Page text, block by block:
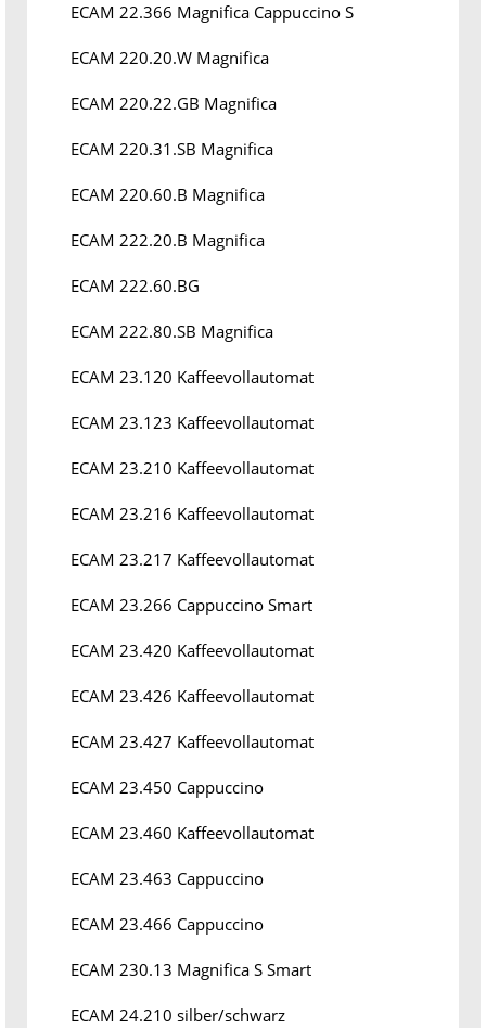
ECAM 22.366 Magnifica Cappuccino S
ECAM 220.20.W Magnifica
ECAM 220.22.GB Magnifica
ECAM 220.31.SB Magnifica
ECAM 220.60.B Magnifica
ECAM 222.20.B Magnifica
ECAM 222.60.BG
ECAM 222.80.SB Magnifica
ECAM 23.120 Kaffeevollautomat
ECAM 23.123 Kaffeevollautomat
ECAM 23.210 Kaffeevollautomat
ECAM 23.216 Kaffeevollautomat
ECAM 23.217 Kaffeevollautomat
ECAM 23.266 Cappuccino Smart
ECAM 23.420 Kaffeevollautomat
ECAM 23.426 Kaffeevollautomat
ECAM 23.427 Kaffeevollautomat
ECAM 23.450 Cappuccino
ECAM 23.460 Kaffeevollautomat
ECAM 23.463 Cappuccino
ECAM 23.466 Cappuccino
ECAM 230.13 Magnifica S Smart
ECAM 24.210 silber/schwarz